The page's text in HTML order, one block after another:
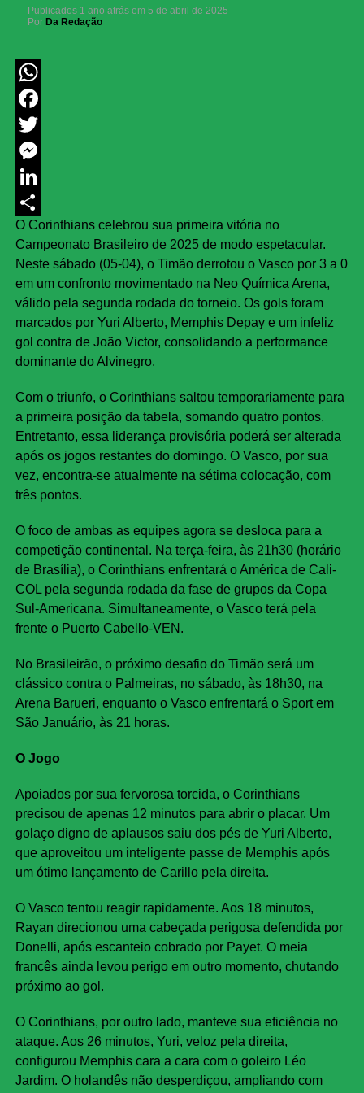
Publicados 1 ano atrás em 5 de abril de 2025
Por Da Redação
WhatsApp
Facebook
Twitter
Messenger
LinkedIn
Share
O Corinthians celebrou sua primeira vitória no
Campeonato Brasileiro de 2025 de modo espetacular.
Neste sábado (05-04), o Timão derrotou o Vasco por 3 a 0
em um confronto movimentado na Neo Química Arena,
válido pela segunda rodada do torneio. Os gols foram
marcados por Yuri Alberto, Memphis Depay e um infeliz
gol contra de João Victor, consolidando a performance
dominante do Alvinegro.
Com o triunfo, o Corinthians saltou temporariamente para
a primeira posição da tabela, somando quatro pontos.
Entretanto, essa liderança provisória poderá ser alterada
após os jogos restantes do domingo. O Vasco, por sua
vez, encontra-se atualmente na sétima colocação, com
três pontos.
O foco de ambas as equipes agora se desloca para a
competição continental. Na terça-feira, às 21h30 (horário
de Brasília), o Corinthians enfrentará o América de Cali-
COL pela segunda rodada da fase de grupos da Copa
Sul-Americana. Simultaneamente, o Vasco terá pela
frente o Puerto Cabello-VEN.
No Brasileirão, o próximo desafio do Timão será um
clássico contra o Palmeiras, no sábado, às 18h30, na
Arena Barueri, enquanto o Vasco enfrentará o Sport em
São Januário, às 21 horas.
O Jogo
Apoiados por sua fervorosa torcida, o Corinthians
precisou de apenas 12 minutos para abrir o placar. Um
golaço digno de aplausos saiu dos pés de Yuri Alberto,
que aproveitou um inteligente passe de Memphis após
um ótimo lançamento de Carillo pela direita.
O Vasco tentou reagir rapidamente. Aos 18 minutos,
Rayan direcionou uma cabeçada perigosa defendida por
Donelli, após escanteio cobrado por Payet. O meia
francês ainda levou perigo em outro momento, chutando
próximo ao gol.
O Corinthians, por outro lado, manteve sua eficiência no
ataque. Aos 26 minutos, Yuri, veloz pela direita,
configurou Memphis cara a cara com o goleiro Léo
Jardim. O holandês não desperdiçou, ampliando com